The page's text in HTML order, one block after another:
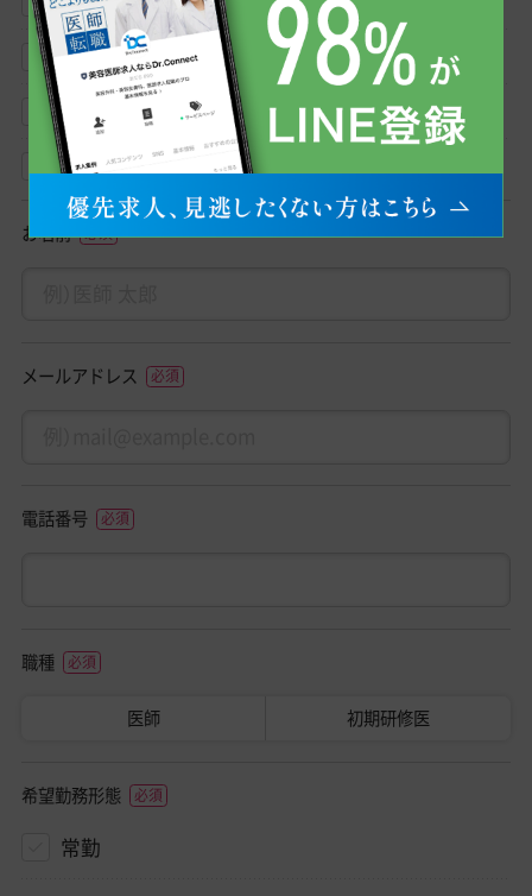
転職相談
クリニック見学相談
その他
お名前
メールアドレス
電話番号
職種
医師 初期研修医
希望勤務形態
常勤